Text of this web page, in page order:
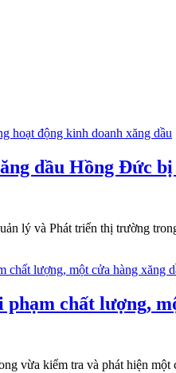
dầu Hồng Đức
lý và Phát triển thị trường
phạm chất lượng,
vừa kiểm tra và phát hiện